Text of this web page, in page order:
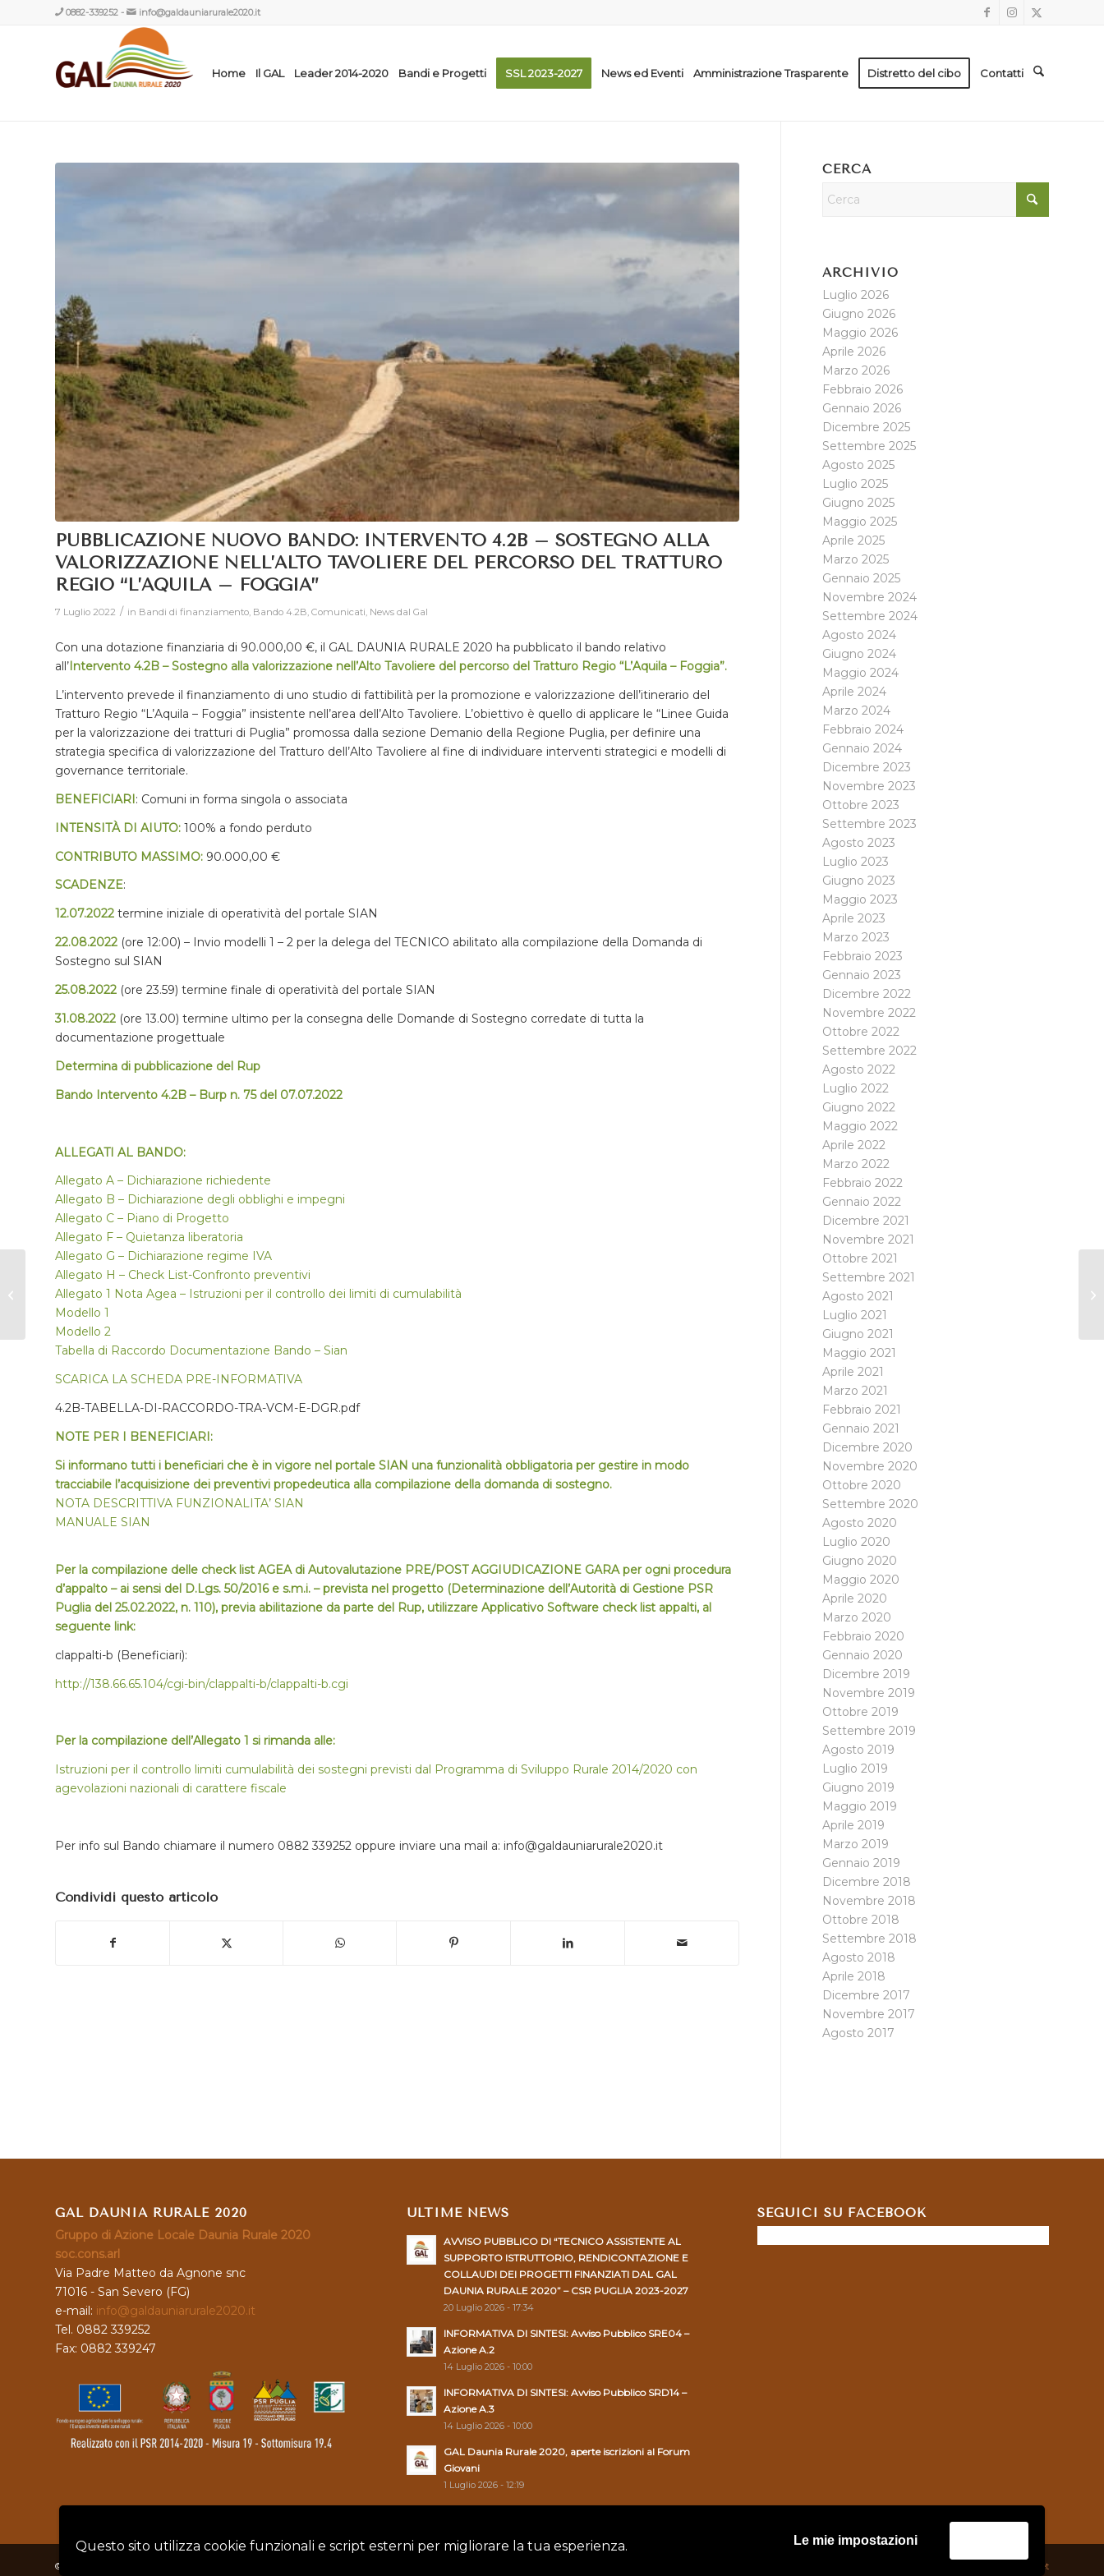
Questo sito utilizza cookie funzionali e script esterni per migliorare la tua esperienza. Le mie impostazioni
0882-339252 - info@galdauniarurale2020.it
Home Il GAL Leader 2014-2020 Bandi e Progetti SSL 2023-2027 News ed Eventi Amministrazione Trasparente Distretto del cibo Contatti
PUBBLICAZIONE NUOVO BANDO: INTERVENTO 4.2B – SOSTEGNO ALLA
VALORIZZAZIONE NELL’ALTO TAVOLIERE DEL PERCORSO DEL TRATTURO
REGIO “L’AQUILA – FOGGIA”
7 Luglio 2022 / in Bandi di finanziamento, Bando 4.2B, Comunicati, News dal Gal
Con una dotazione finanziaria di 90.000,00 €, il GAL DAUNIA RURALE 2020 ha pubblicato il bando relativo
all’Intervento 4.2B –Sostegno alla valorizzazione nell’Alto Tavoliere del percorso del Tratturo Regio “L’Aquila – Foggia”.
L’intervento prevede il finanziamento di uno studio di fattibilità per la promozione e valorizzazione dell’itinerario del
Tratturo Regio “L’Aquila – Foggia” insistente nell’area dell’Alto Tavoliere. L’obiettivo è quello di applicare le “Linee Guida
per la valorizzazione dei tratturi di Puglia” promossa dalla sezione Demanio della Regione Puglia, per definire una
strategia specifica di valorizzazione del Tratturo dell’Alto Tavoliere al fine di individuare interventi strategici e modelli di
governance territoriale.
BENEFICIARI: Comuni in forma singola o associata
INTENSITÀ DI AIUTO: 100% a fondo perduto
CONTRIBUTO MASSIMO: 90.000,00 €
SCADENZE:
12.07.2022 termine iniziale di operatività del portale SIAN
22.08.2022 (ore 12:00) – Invio modelli 1 – 2 per la delega del TECNICO abilitato alla compilazione della Domanda di
Sostegno sul SIAN
25.08.2022 (ore 23.59) termine finale di operatività del portale SIAN
31.08.2022 (ore 13.00) termine ultimo per la consegna delle Domande di Sostegno corredate di tutta la
documentazione progettuale
Determina di pubblicazione del Rup
Bando Intervento 4.2B – Burp n. 75 del 07.07.2022
ALLEGATI AL BANDO:
Allegato A – Dichiarazione richiedente
Allegato B – Dichiarazione degli obblighi e impegni
Allegato C – Piano di Progetto
Allegato F – Quietanza liberatoria
Allegato G – Dichiarazione regime IVA
Allegato H – Check List-Confronto preventivi
Allegato 1 Nota Agea – Istruzioni per il controllo dei limiti di cumulabilità
Modello 1
Modello 2
Tabella di Raccordo Documentazione Bando – Sian
SCARICA LA SCHEDA PRE-INFORMATIVA
4.2B-TABELLA-DI-RACCORDO-TRA-VCM-E-DGR.pdf
NOTE PER I BENEFICIARI:
Si informano tutti i beneficiari che è in vigore nel portale SIAN una funzionalità obbligatoria per gestire in modo
tracciabile l’acquisizione dei preventivi propedeutica alla compilazione della domanda di sostegno.
NOTA DESCRITTIVA FUNZIONALITA’ SIAN
MANUALE SIAN
Per la compilazione delle check list AGEA di Autovalutazione PRE/POST AGGIUDICAZIONE GARA per ogni procedura
d’appalto – ai sensi del D.Lgs. 50/2016 e s.m.i. – prevista nel progetto (Determinazione dell’Autorità di Gestione PSR
Puglia del 25.02.2022, n. 110), previa abilitazione da parte del Rup, utilizzare Applicativo Software check list appalti, al
seguente link:
clappalti-b (Beneficiari):
http://138.66.65.104/cgi-bin/clappalti-b/clappalti-b.cgi
Per la compilazione dell’Allegato 1 si rimanda alle:
Istruzioni per il controllo limiti cumulabilità dei sostegni previsti dal Programma di Sviluppo Rurale 2014/2020 con
agevolazioni nazionali di carattere fiscale
Per info sul Bando chiamare il numero 0882 339252 oppure inviare una mail a: info@galdauniarurale2020.it
Condividi questo articolo
CERCA
ARCHIVIO
Luglio 2026
Giugno 2026
Maggio 2026
Aprile 2026
Marzo 2026
Febbraio 2026
Gennaio 2026
Dicembre 2025
Settembre 2025
Agosto 2025
Luglio 2025
Giugno 2025
Maggio 2025
Aprile 2025
Marzo 2025
Gennaio 2025
Novembre 2024
Settembre 2024
Agosto 2024
Giugno 2024
Maggio 2024
Aprile 2024
Marzo 2024
Febbraio 2024
Gennaio 2024
Dicembre 2023
Novembre 2023
Ottobre 2023
Settembre 2023
Agosto 2023
Luglio 2023
Giugno 2023
Maggio 2023
Aprile 2023
Marzo 2023
Febbraio 2023
Gennaio 2023
Dicembre 2022
Novembre 2022
Ottobre 2022
Settembre 2022
Agosto 2022
Luglio 2022
Giugno 2022
Maggio 2022
Aprile 2022
Marzo 2022
Febbraio 2022
Gennaio 2022
Dicembre 2021
Novembre 2021
Ottobre 2021
Settembre 2021
Agosto 2021
Luglio 2021
Giugno 2021
Maggio 2021
Aprile 2021
Marzo 2021
Febbraio 2021
Gennaio 2021
Dicembre 2020
Novembre 2020
Ottobre 2020
Settembre 2020
Agosto 2020
Luglio 2020
Giugno 2020
Maggio 2020
Aprile 2020
Marzo 2020
Febbraio 2020
Gennaio 2020
Dicembre 2019
Novembre 2019
Ottobre 2019
Settembre 2019
Agosto 2019
Luglio 2019
Giugno 2019
Maggio 2019
Aprile 2019
Marzo 2019
Gennaio 2019
Dicembre 2018
Novembre 2018
Ottobre 2018
Settembre 2018
Agosto 2018
Aprile 2018
Dicembre 2017
Novembre 2017
Agosto 2017
GAL DAUNIA RURALE 2020
Gruppo di Azione Locale Daunia Rurale 2020
soc.cons.arl
Via Padre Matteo da Agnone snc
71016 - San Severo (FG)
e-mail: info@galdauniarurale2020.it
Tel. 0882 339252
Fax: 0882 339247
ULTIME NEWS
AVVISO PUBBLICO DI “TECNICO ASSISTENTE AL
SUPPORTO ISTRUTTORIO, RENDICONTAZIONE E
COLLAUDI DEI PROGETTI FINANZIATI DAL GAL
DAUNIA RURALE 2020” – CSR PUGLIA 2023-2027
20 Luglio 2026 - 17:34
INFORMATIVA DI SINTESI: Avviso Pubblico SRE04 –
Azione A.2
14 Luglio 2026 - 10:00
INFORMATIVA DI SINTESI: Avviso Pubblico SRD14 –
Azione A.3
14 Luglio 2026 - 10:00
GAL Daunia Rurale 2020, aperte iscrizioni al Forum
Giovani
1 Luglio 2026 - 12:19
SEGUICI SU FACEBOOK
© Copyright - GAL DAUNIA RURALE 2020 - P.IVA: 04128760719 | Asernet
RURART GALLERY
2022, al via il contest
per gli street artist